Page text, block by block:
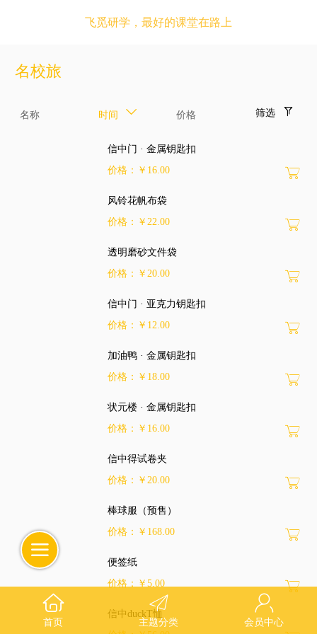
飞觅研学，最好的课堂在路上
名校旅
名称 时间 价格 筛选
信中门 · 金属钥匙扣
价格：￥16.00
风铃花帆布袋
价格：￥22.00
透明磨砂文件袋
价格：￥20.00
信中门 · 亚克力钥匙扣
价格：￥12.00
加油鸭 · 金属钥匙扣
价格：￥18.00
状元楼 · 金属钥匙扣
价格：￥16.00
信中得试卷夹
价格：￥20.00
棒球服（预售）
价格：￥168.00
便签纸
价格：￥5.00
信中duckT恤
首页 主题分类 会员中心